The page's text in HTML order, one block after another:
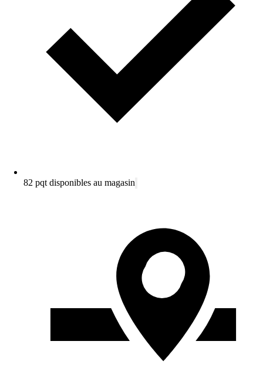
82 pqt disponibles au magasin